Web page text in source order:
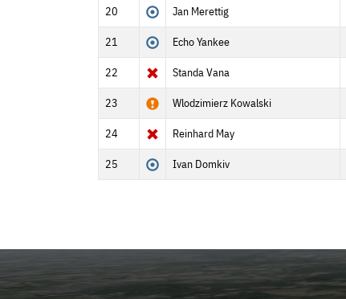
20 Jan Merettig
21 Echo Yankee
22 Standa Vana
23 Wlodzimierz Kowalski
24 Reinhard May
25 Ivan Domkiv